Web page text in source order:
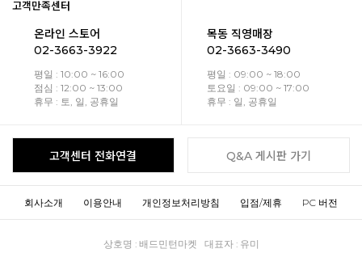
고객만족센터
온라인 스토어
02-3663-3922
평일 : 10:00 ~ 16:00
점심 : 12:00 ~ 13:00
휴무 : 토, 일, 공휴일
목동 직영매장
02-3663-3490
평일 : 09:00 ~ 18:00
토요일 : 09:00 ~ 17:00
휴무 : 일, 공휴일
고객센터 전화연결 Q&A 게시판 가기
회사소개 이용안내 개인정보처리방침 입점/제휴 PC 버전
상호명 : 배드민턴마켓 대표자 : 유미